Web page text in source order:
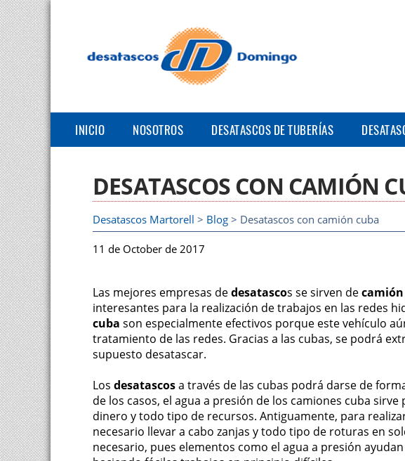
INICIO NOSOTROS DESATASCOS DE TUBERÍAS
DESATASCOS CON CAMIÓN
Desatascos Martorell > Blog > Desatascos con camión cuba
11 de October de 2017
Las mejores empresas dedesatascos se sirven de
interesantes para la realización de trabajos en las redes
cuba son especialmente efectivos porque este vehículo
tratamiento de las redes. Gracias a las cubas, se podrá
supuesto desatascar.
Los desatascosa través de las cubas podrá darse de
de los casos, el agua a presión de los camiones cuba
dinero y todo tipo de recursos. Antiguamente, para
necesario llevar a cabo zanjas y todo tipo de roturas en
necesario, pues elementos como el agua a presión